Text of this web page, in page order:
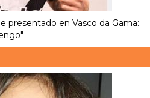
presentado en Vasco da Gama: